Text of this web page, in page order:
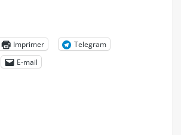
Imprimer
Telegram
E-mail